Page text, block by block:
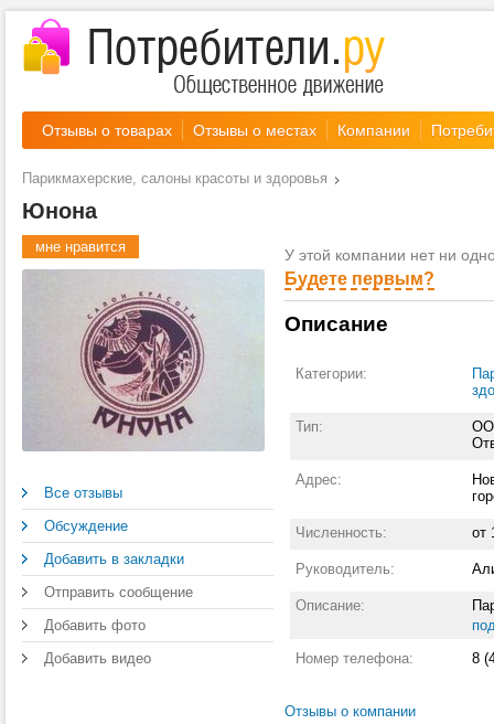
Отзывы о товарах Отзывы о местах Компании
Парикмахерские, салоны красоты и здоровья
Юнона
мне нравится
Все отзывы
Обсуждение
Добавить в закладки
Отправить сообщение
Добавить фото
Добавить видео
У этой компании нет ни
Будете первым?
Описание
Категории:
Тип:
Адрес:
Численность: от
Руководитель:
Описание:
Номер телефона:
8
Отзывы о компании